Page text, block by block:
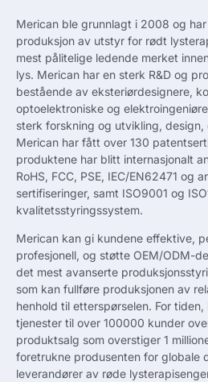
Merican ble grunnlagt i 2008 og
produksjon av utstyr for rødt
mest pålitelige ledende merket
lys. Merican har en sterk R&D og
bestående av eksteriørdesignere,
optoelektroniske og
sterk forskning og utvikling, design,
Merican har fått over 130
produktene har blitt internasjonalt
RoHS, FCC, PSE, IEC/EN62471 og
sertifiseringer, samt ISO9001 og
kvalitetsstyringssystem.
Merican kan gi kundene effektive,
profesjonell, og støtte OEM/ODM-
det mest avanserte
som kan fullføre produksjonen av
henhold til etterspørselen. For
tjenester til over 100000 kunder
produktsalg som overstiger 1
foretrukne produsenten for globale
leverandører av røde